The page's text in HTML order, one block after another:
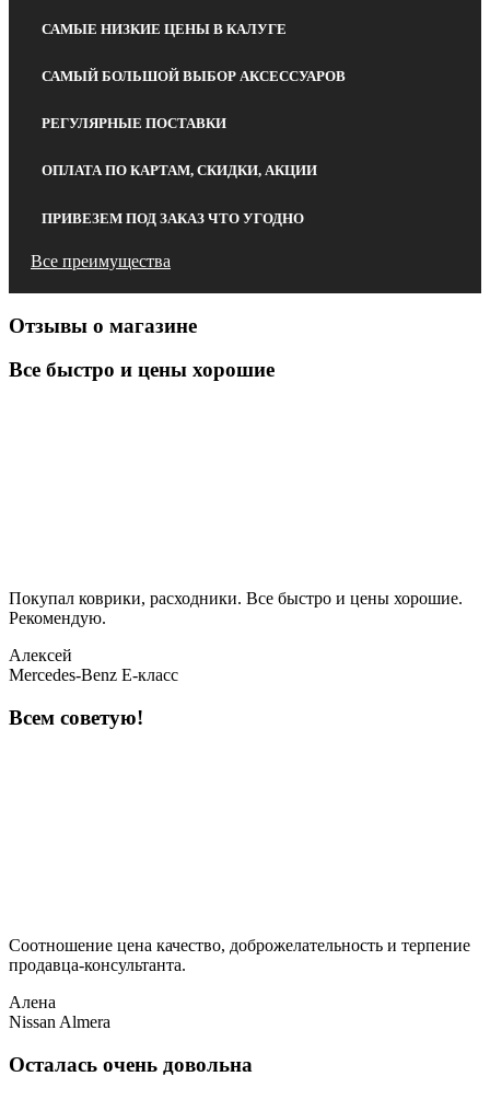
САМЫЕ НИЗКИЕ ЦЕНЫ В КАЛУГЕ
САМЫЙ БОЛЬШОЙ ВЫБОР АКСЕССУАРОВ
РЕГУЛЯРНЫЕ ПОСТАВКИ
ОПЛАТА ПО КАРТАМ, СКИДКИ, АКЦИИ
ПРИВЕЗЕМ ПОД ЗАКАЗ ЧТО УГОДНО
Все преимущества
Отзывы о магазине
Все быстро и цены хорошие
Покупал коврики, расходники. Все быстро и цены хорошие.
Рекомендую.
Алексей
Mercedes-Benz E-класс
Всем советую!
Соотношение цена качество, доброжелательность и терпение
продавца-консультанта.
Алена
Nissan Almera
Осталась очень довольна